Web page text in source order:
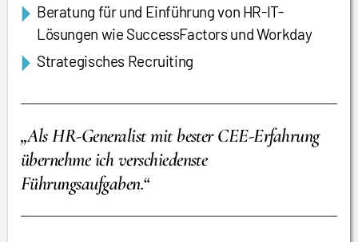
Beratung für und Einführung von HR-IT-
Lösungen wie SuccessFactors und Workday
Strategisches Recruiting
„Als HR-Generalist mit bester CEE-Erfahrung
übernehme ich verschiedenste
Führungsaufgaben.“